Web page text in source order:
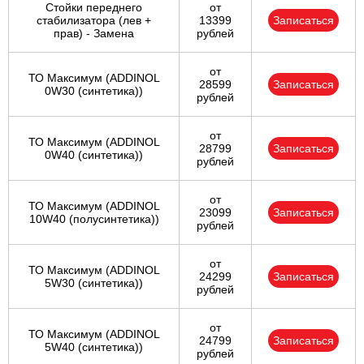
Стойки переднего
стабилизатора (лев +
прав) - Замена
от
13399
рублей
Записаться
ТО Максимум (ADDINOL
0W30 (синтетика))
от
28599
рублей
Записаться
ТО Максимум (ADDINOL
0W40 (синтетика))
от
28799
рублей
Записаться
ТО Максимум (ADDINOL
10W40 (полусинтетика))
от
23099
рублей
Записаться
ТО Максимум (ADDINOL
5W30 (синтетика))
от
24299
рублей
Записаться
ТО Максимум (ADDINOL
5W40 (синтетика))
от
24799
рублей
Записаться